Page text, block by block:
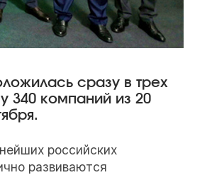
сразу в трех
340 компаний из 20
российских
развиваются